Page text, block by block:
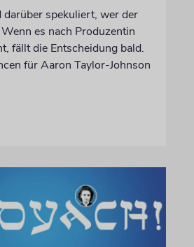
darüber spekuliert, wer der
es nach Produzentin
fällt die Entscheidung bald.
für Aaron Taylor-Johnson